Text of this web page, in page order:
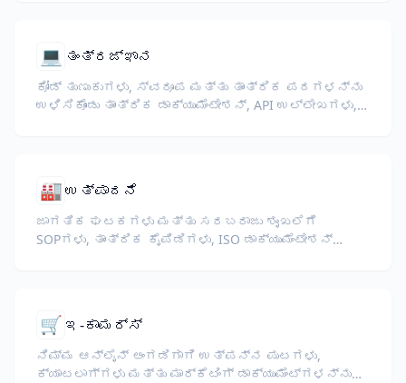
💻 ತಂತ್ರಜ್ಞಾನ
ಕೋಡ್ ತುಣುಕುಗಳು, ಸ್ವರೂಪ ಮತ್ತು ತಾಂತ್ರಿಕ ಪದಗಳನ್ನು
ಉಳಿಸಿಕೊಂಡು ತಾಂತ್ರಿಕ ಡಾಕ್ಯುಮೆಂಟೇಶನ್, API ಉಲ್ಲೇಖಗಳು,
🏭ಉತ್ಪಾದನೆ
ಜಾಗತಿಕ ಘಟಕಗಳು ಮತ್ತು ಸರಬರಾಜು ಶೃಂಖಲೆಗೆ
SOPಗಳು, ತಾಂತ್ರಿಕ ಕೈಪಿಡಿಗಳು, ISO ಡಾಕ್ಯುಮೆಂಟೇಶನ್
🛒 ಇ-ಕಾಮರ್ಸ್
ನಿಮ್ಮ ಆನ್‌ಲೈನ್ ಅಂಗಡಿಗಾಗಿ ಉತ್ಪನ್ನ ಪುಟಗಳು,
ಕ್ಯಾಟಲಾಗ್‌ಗಳು ಮತ್ತು ಮಾರ್ಕೆಟಿಂಗ್ ಡಾಕ್ಯುಮೆಂಟ್‌ಗಳನ್ನು